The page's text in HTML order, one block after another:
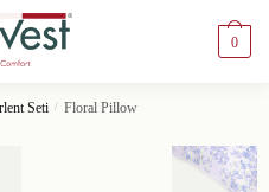
0
Seti / Floral Pillow